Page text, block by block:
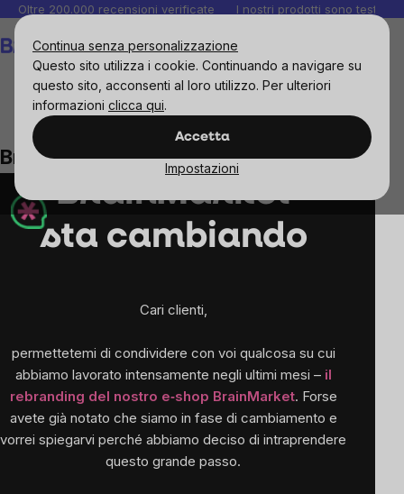
Continua senza personalizzazione
Questo sito utilizza i cookie. Continuando a navigare su
questo sito, acconsenti al loro utilizzo. Per ulteriori
informazioni clicca qui.
Accetta
Impostazioni
Salta
contenuto
Oltre 200.000 recensioni verificate I nostri prodotti sono testati
BrainMarket sta cambiando
BrainMarket sta cambiando
BrainMarket
sta cambiando
Cari clienti,
permettetemi di condividere con voi qualcosa su cui
abbiamo lavorato intensamente negli ultimi mesi – il
rebranding del nostro e‑shop BrainMarket. Forse
avete già notato che siamo in fase di cambiamento e
vorrei spiegarvi perché abbiamo deciso di intraprendere
questo grande passo.